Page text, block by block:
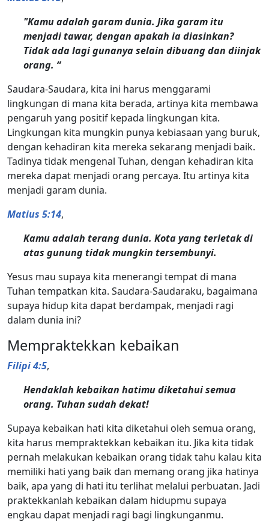
"Kamu adalah garam dunia. Jika garam itu
menjadi tawar, dengan apakah ia diasinkan?
Tidak ada lagi gunanya selain dibuang dan diinjak
orang. “
Saudara-Saudara, kita ini harus menggarami
lingkungan di mana kita berada, artinya kita membawa
pengaruh yang positif kepada lingkungan kita.
Lingkungan kita mungkin punya kebiasaan yang buruk,
dengan kehadiran kita mereka sekarang menjadi baik.
Tadinya tidak mengenal Tuhan, dengan kehadiran kita
mereka dapat menjadi orang percaya. Itu artinya kita
menjadi garam dunia.
Matius 5:14,
Kamu adalah terang dunia. Kota yang terletak di
atas gunung tidak mungkin tersembunyi.
Yesus mau supaya kita menerangi tempat di mana
Tuhan tempatkan kita. Saudara-Saudaraku, bagaimana
supaya hidup kita dapat berdampak, menjadi ragi
dalam dunia ini?
Mempraktekkan kebaikan
Filipi 4:5,
Hendaklah kebaikan hatimu diketahui semua
orang. Tuhan sudah dekat!
Supaya kebaikan hati kita diketahui oleh semua orang,
kita harus mempraktekkan kebaikan itu. Jika kita tidak
pernah melakukan kebaikan orang tidak tahu kalau kita
memiliki hati yang baik dan memang orang jika hatinya
baik, apa yang di hati itu terlihat melalui perbuatan. Jadi
praktekkanlah kebaikan dalam hidupmu supaya
engkau dapat menjadi ragi bagi lingkunganmu.